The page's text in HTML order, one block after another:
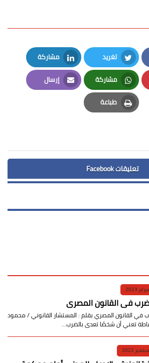
تغريد
Twitter
مشاركة
LinkedIn
مشاركة
Whatsapp
إرسال
Email
طباعة
Print
تعليقات Facebook
في القانون المصري
في القانون المصري بقلم : المستشار القانوني / محمود
تعني أن شخصًا تعدى بالضرب…